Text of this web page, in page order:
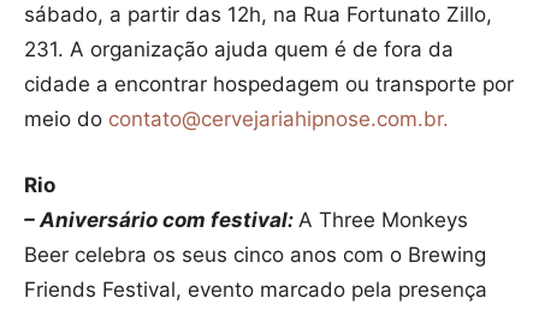
sábado, a partir das 12h, na Rua Fortunato Zillo,
231. A organização ajuda quem é de fora da
cidade a encontrar hospedagem ou transporte por
meio do contato@cervejariahipnose.com.br.
Rio
– Aniversário com festival: A Three Monkeys
Beer celebra os seus cinco anos com o Brewing
Friends Festival, evento marcado pela presença